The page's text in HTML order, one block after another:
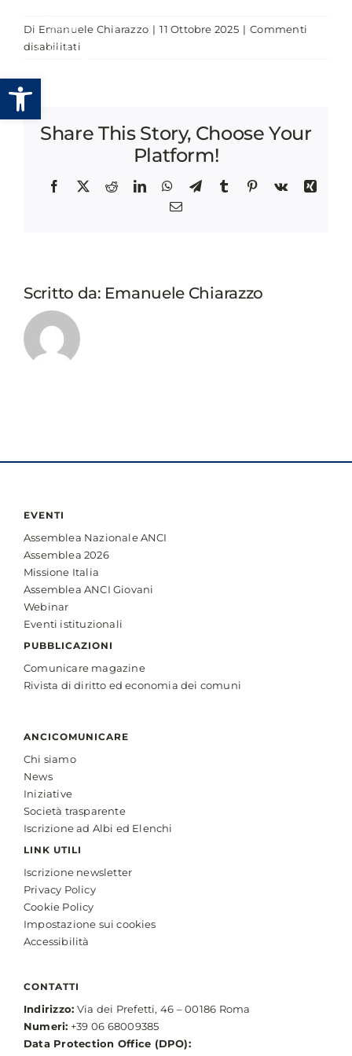
Apri la barra degli strumenti
contenuto
Di Emanuele Chiarazzo | 11 Ottobre 2025 | Commenti
disabilitatisu
LOCALI
ITALIA
Share This Story, Choose Your
Platform!
Facebook
X RedditLinkedInWhatsApp
TelegramTumblr Pinterest
Vk Xing
Email
Scritto da: Emanuele Chiarazzo
EVENTI
Assemblea Nazionale ANCI
Assemblea 2026
Missione Italia
Assemblea ANCI Giovani
Webinar
Eventi istituzionali
PUBBLICAZIONI
Comunicare magazine
Rivista di diritto ed economia dei comuni
ANCICOMUNICARE
Chi siamo
News
Iniziative
Società trasparente
Iscrizione ad Albi ed Elenchi
LINK UTILI
Iscrizione newsletter
Privacy Policy
Cookie Policy
Impostazione sui cookies
Accessibilità
CONTATTI
Indirizzo: Via dei Prefetti, 46 – 00186 Roma
Numeri: +39 06 68009385
Data Protection Office (DPO):